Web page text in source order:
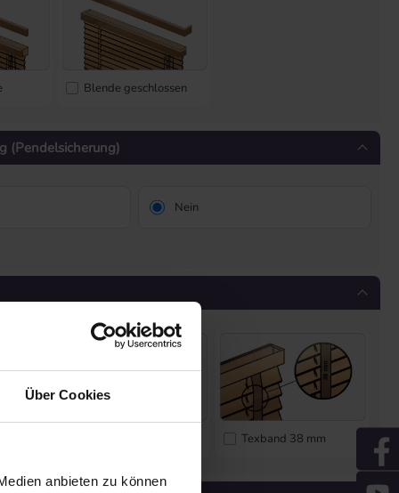
Über Cookies
anbieten zu können
Blende geschlossen
(Pendelsicherung)
Nein
Texband 38 mm